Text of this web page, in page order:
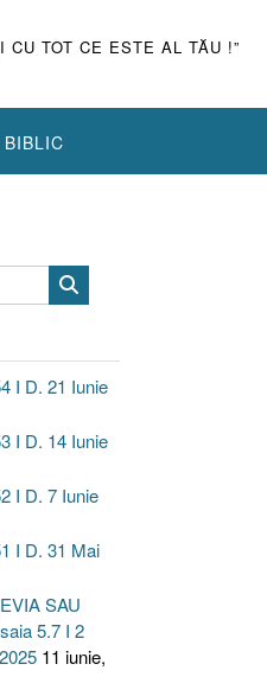
TOT CE ESTE AL TĂU !”
I D. 21 Iunie
I D. 14 Iunie
I D. 7 Iunie
I D. 31 Mai
SAU
5.7 I 2
11 iunie,